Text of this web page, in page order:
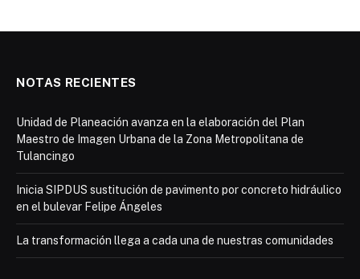
NOTAS RECIENTES
Unidad de Planeación avanza en la elaboración del Plan
Maestro de Imagen Urbana de la Zona Metropolitana de
Tulancingo
Inicia SIPDUS sustitución de pavimento por concreto hidráulico
en el bulevar Felipe Ángeles
La transformación llega a cada una de nuestras comunidades